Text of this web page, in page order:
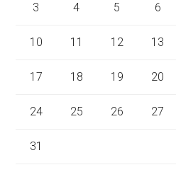
3 4 5 6
10 11 12 13
17 18 19 20
24 25 26 27
31